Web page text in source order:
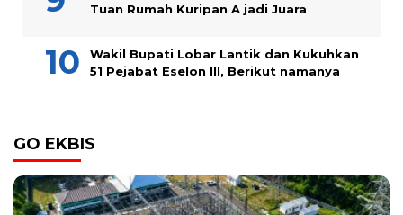
Tuan Rumah Kuripan A jadi Juara
Wakil Bupati Lobar Lantik dan Kukuhkan
51 Pejabat Eselon III, Berikut namanya
GO EKBIS